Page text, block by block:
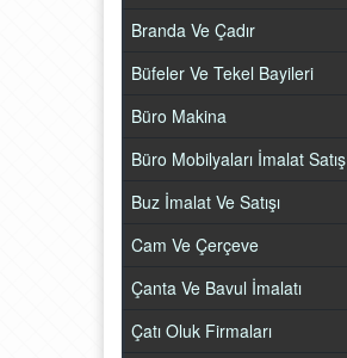
Branda Ve Çadır
Büfeler Ve Tekel Bayileri
Büro Makina
Büro Mobilyaları İmalat Satış
Buz İmalat Ve Satışı
Cam Ve Çerçeve
Çanta Ve Bavul İmalatı
Çatı Oluk Firmaları